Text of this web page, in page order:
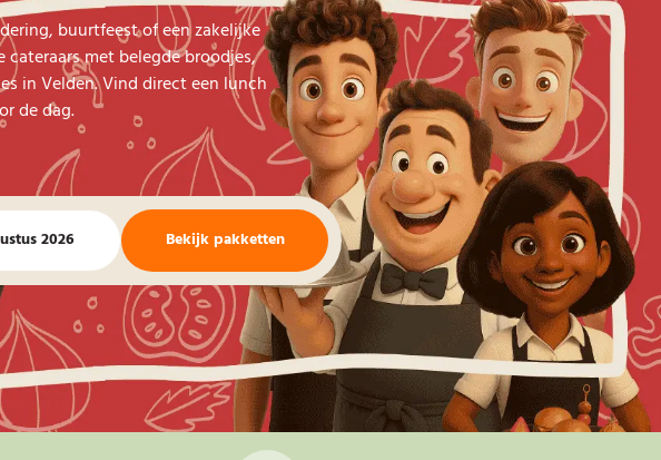
buurtfeest of een zakelijke
met belegde broodjes,
in Velden. Vind direct een lunch
de dag.
2026 Bekijk pakketten